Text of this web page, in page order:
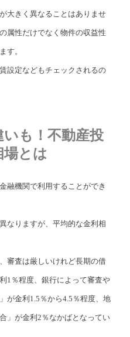
大きく異なることはありませ
属性だけでなく物件の収益性
す。
設定などもチェックされるの
も！不動産投
場とは
融機関で利用することができ
なりますが、平均的な金利相
審査は厳しいけれど長期の借
1％程度、銀行によって審査や
が金利1.5％から4.5％程度、地
」が金利2％なかばとなってい